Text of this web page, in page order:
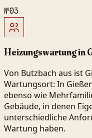
№03
Heizungswartung in
Von Butzbach aus ist
Wartungsort: In
ebenso wie
Gebäude, in denen
unterschiedliche
Wartung haben.